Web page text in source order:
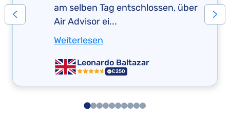
am selben Tag entschlossen, über
Air Advisor ei...
Weiterlesen
Leonardo Baltazar
€250